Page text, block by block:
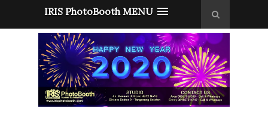
IRIS PhotoBooth MENU